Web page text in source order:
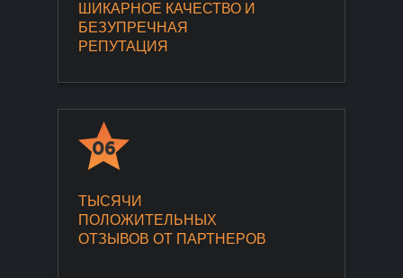
ТЫСЯЧИ
ПОЛОЖИТЕЛЬНЫХ
ОТЗЫВОВ ОТ ПАРТНЕРОВ
ШИКАРНОЕ КАЧЕСТВО И
БЕЗУПРЕЧНАЯ
РЕПУТАЦИЯ
06